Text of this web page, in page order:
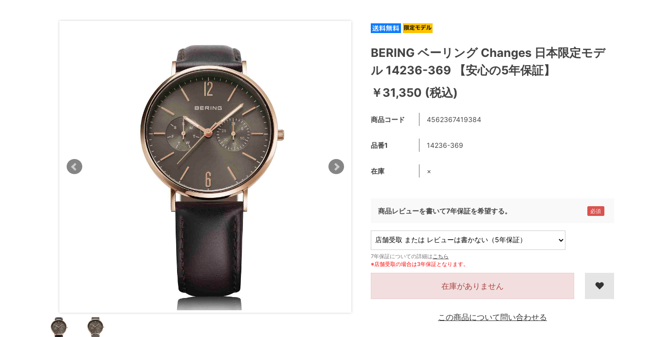
BERING ベーリング Changes 日本限定モデ
ル 14236-369 【安心の5年保証】
￥31,350 (税込)
商品コード 4562367419384
品番1 14236-369
在庫 ×
商品レビューを書いて7年保証を希望する。
7年保証についての詳細はこちら
※店舗受取の場合は3年保証となります。
在庫がありません
この商品について問い合わせる